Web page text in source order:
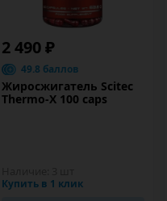
2 490 ₽
49.8 баллов
Жиросжигатель Scitec
Thermo-X 100 caps
Купить в 1 клик